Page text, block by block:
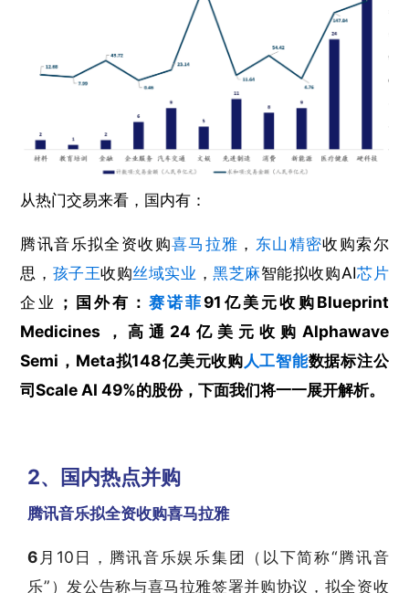
从热门交易来看，国内有：
腾讯音乐拟全资收购喜马拉雅 ， 东山精密收购索尔
思， 孩子王收购丝域实业 ，黑芝麻智能拟收购AI芯片
企业 ；国外有： 赛诺菲91亿美元收购Blueprint
Medicines，高通24亿美元收购Alphawave
Semi，Meta拟148亿美元收购人工智能数据标注公
司Scale AI 49%的股份，下面我们将一一展开解析。
2、国内热点并购
腾讯音乐拟全资收购喜马拉雅
6 月10日，腾讯音乐娱乐集团（以下简称“腾讯音
乐”）发公告称与喜马拉雅签署并购协议，拟全资收